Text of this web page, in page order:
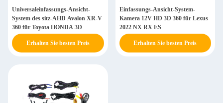
Universaleinfassungs-Ansicht-
System des sitz-AHD Avalon XR-V
360 für Toyota HONDA 3D
Erhalten Sie besten Preis
Einfassungs-Ansicht-System-
Kamera 12V HD 3D 360 für Lexus
2022 NX RX ES
Erhalten Sie besten Preis